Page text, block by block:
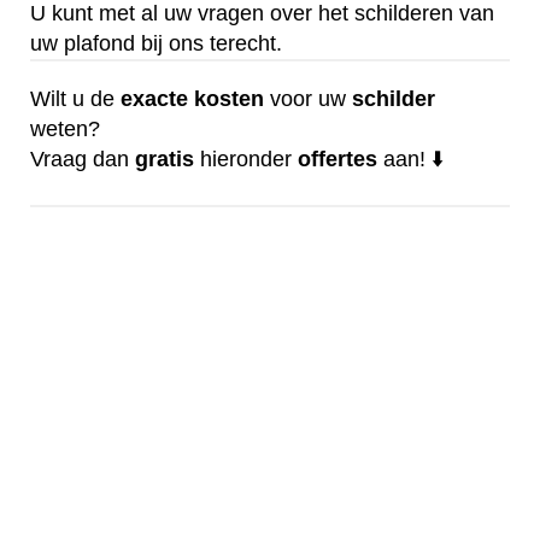
U kunt met al uw vragen over het schilderen van
uw plafond bij ons terecht.
Wilt u de exacte kosten voor uw schilder
weten?
Vraag dan gratis hieronder offertes aan! ⬇️